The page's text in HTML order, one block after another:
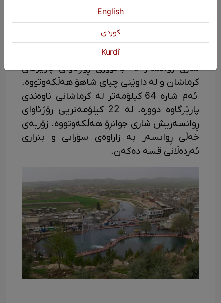
شاری روانسەر لە باکووری ڕۆژئاوای پارێزگای
کرماشان و لە داوێنی چیای شاهۆ هەڵکەوتووە.
ئەم شارە 64 کیلۆمەتر لە کرماشانی ناوەندی
پارێزگاوە دوورە. لە 22 کیلۆمەتریی رۆژئاوای
ڕوانسەریش شاری جوانڕۆ هەڵکەوتووە. زۆربەی
خەڵی ڕوانسەر بە زاراوەی سۆرانی و بنزاری
ئەردەڵانی قسە دەکەن.
English
كوردی
Kurdî